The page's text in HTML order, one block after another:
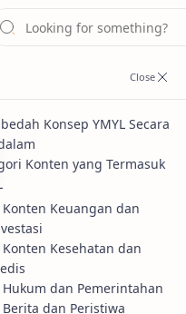
(Your
Pahami kategori
Konsep YMYL Secara
Konten yang Termasuk
Konten Keuangan dan
Konten Kesehatan dan
Hukum dan Pemerintahan
Berita dan Peristiwa